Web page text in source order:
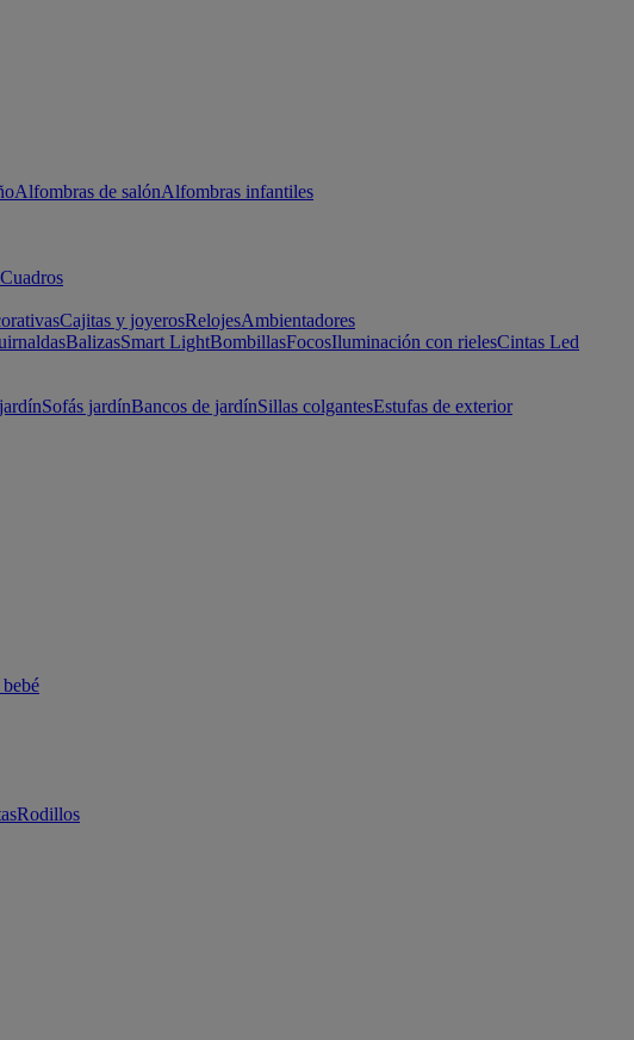
Alfombras de salónAlfombras infantiles
Cuadros
Cajitas y joyerosRelojesAmbientadores
BalizasSmart LightBombillasFocosIluminación con rielesCintas Led
Sofás jardínBancos de jardínSillas colgantesEstufas de exterior
Rodillos